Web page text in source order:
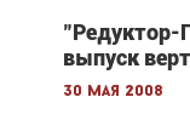
"Редуктор-
выпуск
30 мая 2008